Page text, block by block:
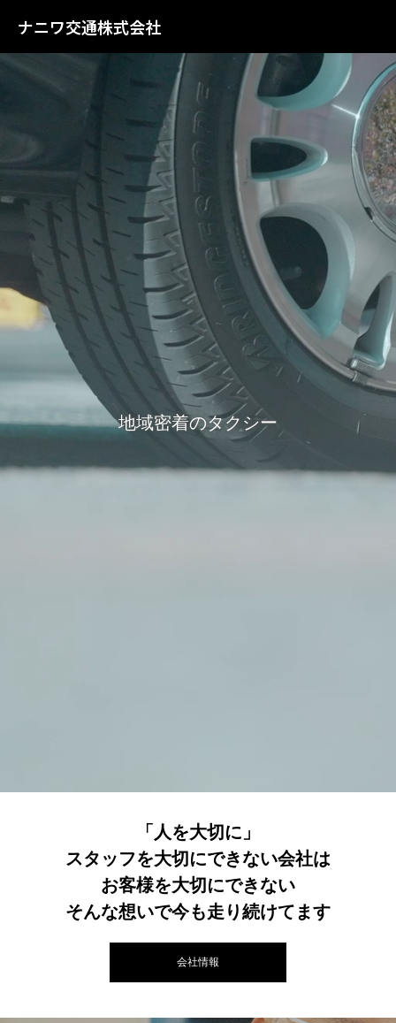
ナニワ交通株式会社
地域密着のタクシー
「人を大切に」
スタッフを大切にできない会社は
お客様を大切にできない
そんな想いで今も走り続けてます
会社情報